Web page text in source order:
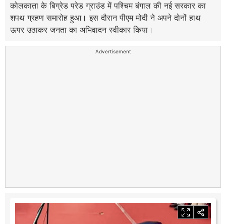
कोलकाता के बिग्रेड परेड ग्राउंड में पश्चिम बंगाल की नई सरकार का
शपथ ग्रहण समारोह हुआ। इस दौरान पीएम मोदी ने अपने दोनों हाथ
ऊपर उठाकर जनता का अभिवादन स्वीकार किया।
Advertisement